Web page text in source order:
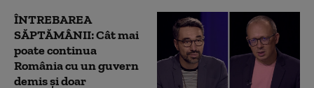
ÎNTREBAREA
SĂPTĂMÂNII: Cât mai
poate continua
România cu un guvern
demis și doar